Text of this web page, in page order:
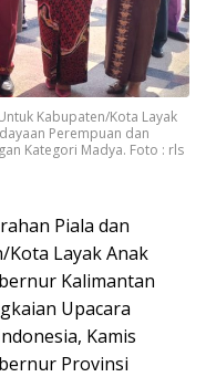
Kabupaten/Kota Layak
Perempuan dan
Kategori Madya. Foto : rls
Piala dan
Kota Layak Anak
Kalimantan
Upacara
Kamis
Provinsi